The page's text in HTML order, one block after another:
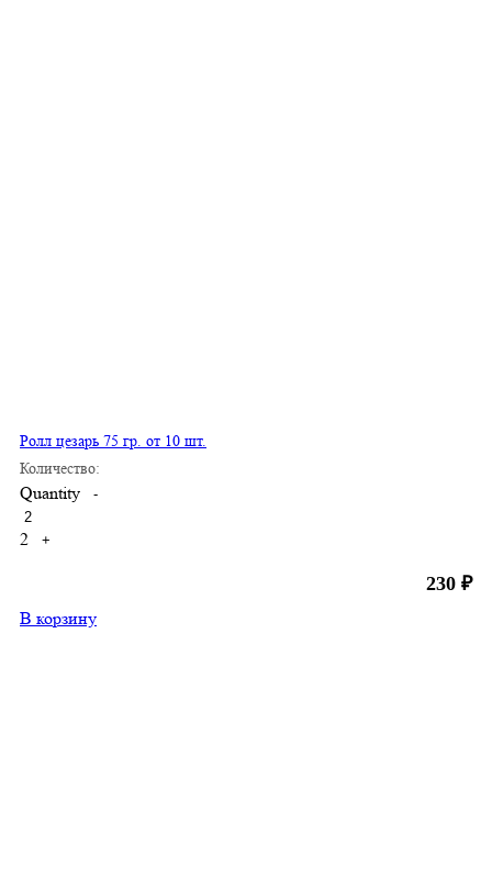
Ролл цезарь 75 гр. от 10 шт.
Количество:
Quantity -
2 +
230 ₽
В корзину